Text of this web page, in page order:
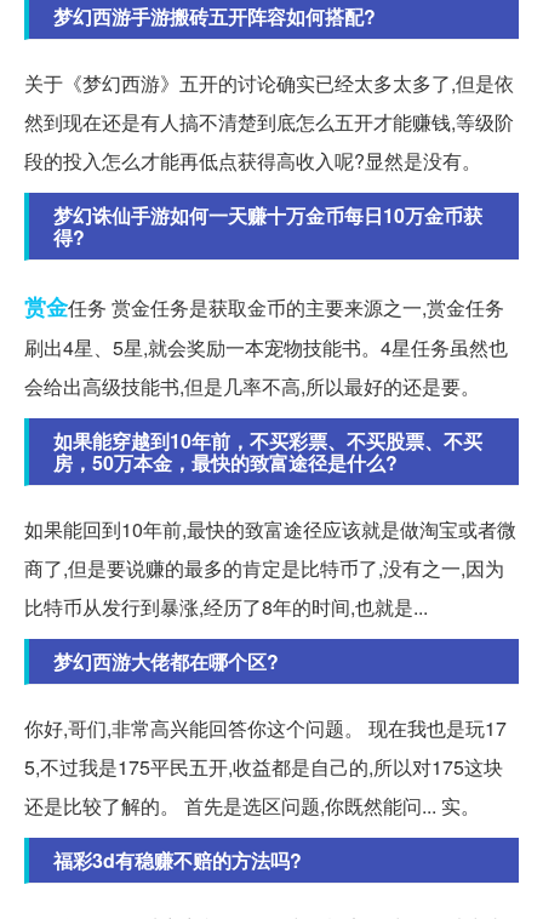
梦幻西游手游搬砖五开阵容如何搭配?
关于《梦幻西游》五开的讨论确实已经太多太多了,但是依
然到现在还是有人搞不清楚到底怎么五开才能赚钱,等级阶
段的投入怎么才能再低点获得高收入呢?显然是没有。
梦幻诛仙手游如何一天赚十万金币每日10万金币获
得?
赏金任务 赏金任务是获取金币的主要来源之一,赏金任务
刷出4星、5星,就会奖励一本宠物技能书。4星任务虽然也
会给出高级技能书,但是几率不高,所以最好的还是要。
如果能穿越到10年前，不买彩票、不买股票、不买
房，50万本金，最快的致富途径是什么?
如果能回到10年前,最快的致富途径应该就是做淘宝或者微
商了,但是要说赚的最多的肯定是比特币了,没有之一,因为
比特币从发行到暴涨,经历了8年的时间,也就是...
梦幻西游大佬都在哪个区?
你好,哥们,非常高兴能回答你这个问题。 现在我也是玩17
5,不过我是175平民五开,收益都是自己的,所以对175这块
还是比较了解的。 首先是选区问题,你既然能问... 实。
福彩3d有稳赚不赔的方法吗?